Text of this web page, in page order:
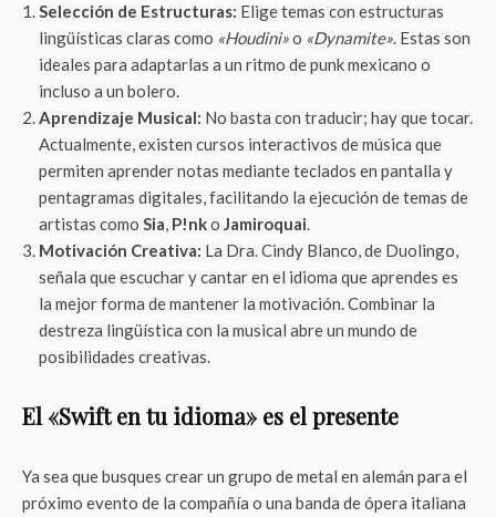
Selección de Estructuras: Elige temas con estructuras
lingüísticas claras como «Houdini»o «Dynamite». Estas son
ideales para adaptarlas a un ritmo de punk mexicano o
incluso a un bolero.
Aprendizaje Musical: No basta con traducir; hay que tocar.
Actualmente, existen cursos interactivos de música que
permiten aprender notas mediante teclados en pantalla y
pentagramas digitales, facilitando la ejecución de temas de
artistas como Sia, P!nko Jamiroquai.
Motivación Creativa: La Dra. Cindy Blanco, de Duolingo,
señala que escuchar y cantar en el idioma que aprendes es
la mejor forma de mantener la motivación. Combinar la
destreza lingüística con la musical abre un mundo de
posibilidades creativas.
El «Swift en tu idioma» es el presente
Ya sea que busques crear un grupo de metal en alemán para el
próximo evento de la compañía o una banda de ópera italiana